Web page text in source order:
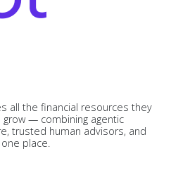
all the financial resources they
— combining agentic
trusted human advisors, and
place.